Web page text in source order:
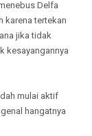
Delfa
karena tertekan
jika tidak
kesayangannya
mulai aktif
hangatnya